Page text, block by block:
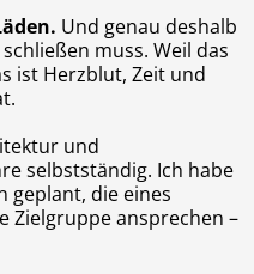
Und genau deshalb
muss. Weil das
ist Herzblut, Zeit und
und
selbstständig. Ich habe
geplant, die eines
Zielgruppe ansprechen –